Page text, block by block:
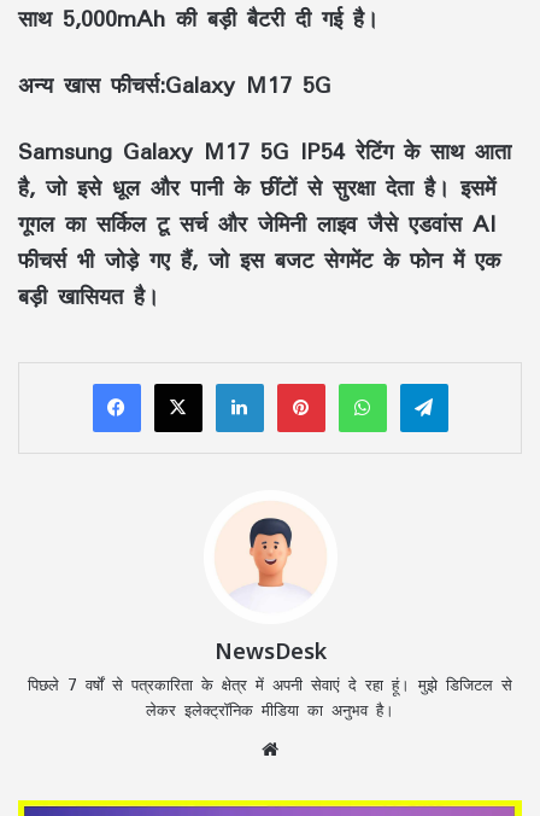
साथ 5,000mAh की बड़ी बैटरी दी गई है।
अन्य खास फीचर्स:Galaxy M17 5G
Samsung Galaxy M17 5G IP54 रेटिंग के साथ आता
है, जो इसे धूल और पानी के छींटों से सुरक्षा देता है। इसमें
गूगल का सर्किल टू सर्च और जेमिनी लाइव जैसे एडवांस AI
फीचर्स भी जोड़े गए हैं, जो इस बजट सेगमेंट के फोन में एक
बड़ी खासियत है।
LinkedInPinterestWhatsAppTelegram
NewsDesk
पिछले 7 वर्षों से पत्रकारिता के क्षेत्र में अपनी सेवाएं दे रहा हूं। मुझे डिजिटल से
लेकर इलेक्ट्रॉनिक मीडिया का अनुभव है।